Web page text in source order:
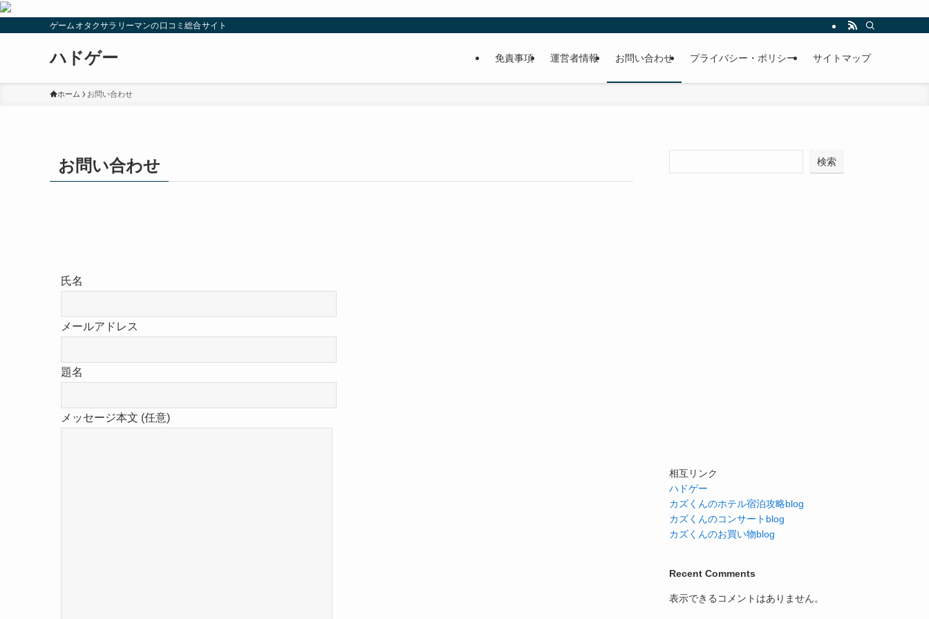
ゲームオタクサラリーマンの口コミ総合サイト
ハドゲー 免責事項 運営者情報 お問い合わせ プライバシー・ポリシー サイトマップ
ホーム お問い合わせ
お問い合わせ
氏名
メールアドレス
題名
メッセージ本文 (任意)
検索
相互リンク
ハドゲー
カズくんのホテル宿泊攻略blog
カズくんのコンサートblog
カズくんのお買い物blog
Recent Comments
表示できるコメントはありません。